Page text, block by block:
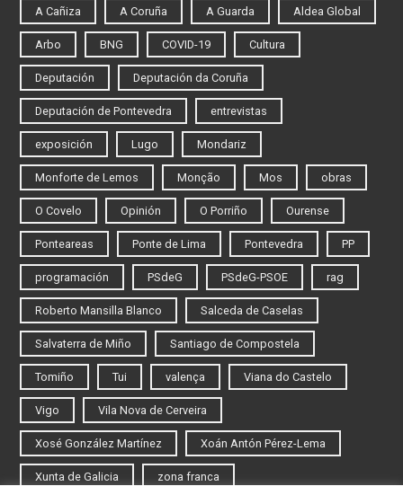
A Cañiza A Coruña A Guarda Aldea Global
Arbo BNG COVID-19 Cultura
Deputación Deputación da Coruña
Deputación de Pontevedra entrevistas
exposición Lugo Mondariz
Monforte de Lemos Monção Mos obras
O Covelo Opinión O Porriño Ourense
Ponteareas Ponte de Lima Pontevedra PP
programación PSdeG PSdeG-PSOE rag
Roberto Mansilla Blanco Salceda de Caselas
Salvaterra de Miño Santiago de Compostela
Tomiño Tui valença Viana do Castelo
Vigo Vila Nova de Cerveira
Xosé González Martínez Xoán Antón Pérez-Lema
Xunta de Galicia zona franca